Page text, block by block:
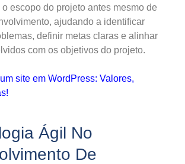
escopo do projeto antes mesmo de
ajudando a identificar
definir metas claras e alinhar
com os objetivos do projeto.
site em WordPress: Valores,
Ágil No
De